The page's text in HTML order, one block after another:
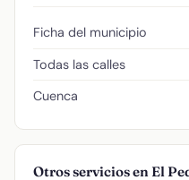
Ficha del municipio
Todas las calles
Cuenca
Otros servicios en El